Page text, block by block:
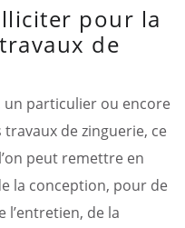
pour la
de
un particulier ou encore
de zinguerie, ce
peut remettre en
la conception, pour de
l’entretien, de la